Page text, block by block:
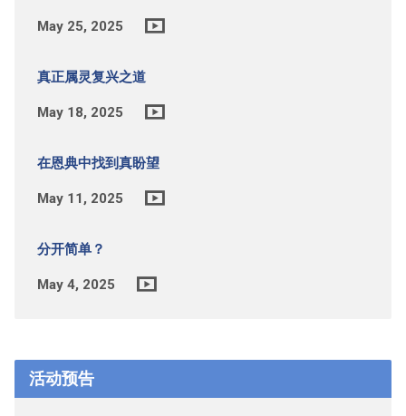
May 25, 2025
真正属灵复兴之道
May 18, 2025
在恩典中找到真盼望
May 11, 2025
分开简单？
May 4, 2025
活动预告